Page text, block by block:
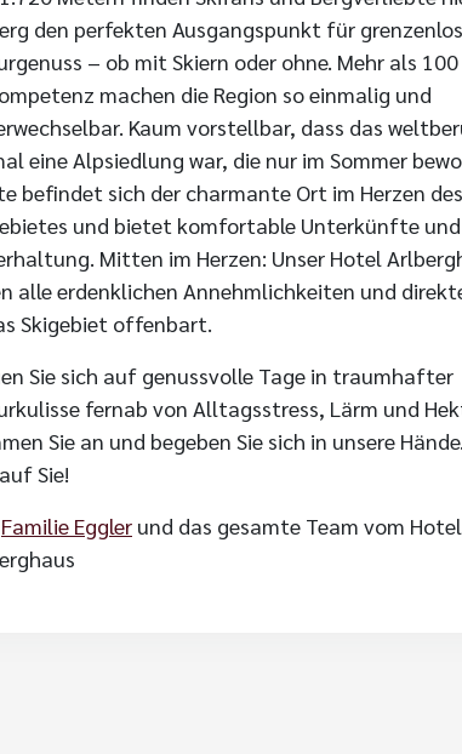
den perfekten Ausgangspunkt für
– ob mit Skiern oder ohne. Mehr als
machen die Region so einmalig und
Kaum vorstellbar, dass das
eine Alpsiedlung war, die nur im Sommer
befindet sich der charmante Ort im Herzen des
und bietet komfortable Unterkünfte
Mitten im Herzen: Unser Hotel
alle erdenklichen Annehmlichkeiten und
Skigebiet offenbart.
Sie sich auf genussvolle Tage in traumhafter
fernab von Alltagsstress, Lärm und
Sie an und begeben Sie sich in unsere
Sie!
Familie Eggler und das gesamte Team vom Hotel